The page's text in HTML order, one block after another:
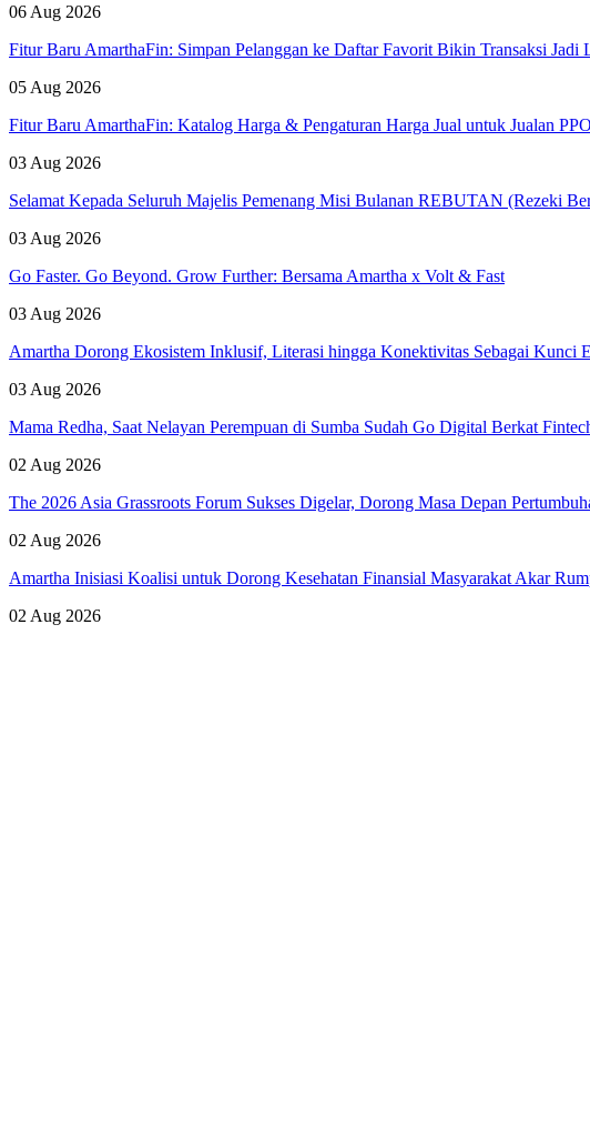
06 Aug 2026
Fitur Baru AmarthaFin: Simpan Pelanggan ke Daftar Favorit Bikin Transaksi Jadi
05 Aug 2026
Fitur Baru AmarthaFin: Katalog Harga & Pengaturan Harga Jual untuk Jualan
03 Aug 2026
Selamat Kepada Seluruh Majelis Pemenang Misi Bulanan REBUTAN (Rezeki
03 Aug 2026
Go Faster. Go Beyond. Grow Further: Bersama Amartha x Volt & Fast
03 Aug 2026
Amartha Dorong Ekosistem Inklusif, Literasi hingga Konektivitas Sebagai Kunci
03 Aug 2026
Mama Redha, Saat Nelayan Perempuan di Sumba Sudah Go Digital Berkat
02 Aug 2026
The 2026 Asia Grassroots Forum Sukses Digelar, Dorong Masa Depan
02 Aug 2026
Amartha Inisiasi Koalisi untuk Dorong Kesehatan Finansial Masyarakat Akar
02 Aug 2026